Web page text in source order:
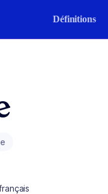
Définitions